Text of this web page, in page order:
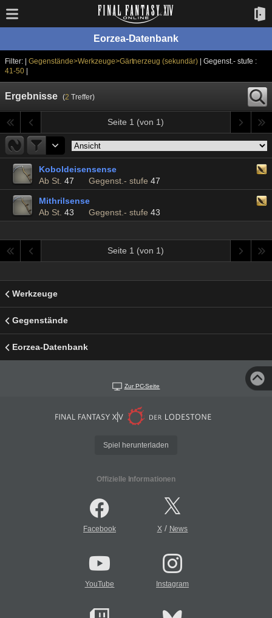
Eorzea-Datenbank
Filter: | Gegenstände>Werkzeuge>Gärtnerzeug (sekundär)
| Gegenst.- stufe :
41-50|
Ergebnisse (2 Treffer)
Seite 1 (von 1)
Koboldeisensense
Ab St. 47 Gegenst.- stufe 47
Mithrilsense
Ab St. 43 Gegenst.- stufe 43
Seite 1 (von 1)
Werkzeuge
Gegenstände
Eorzea-Datenbank
Zur PC-Seite
Spiel herunterladen
Offizielle Informationen
Facebook X/ News
YouTube Instagram